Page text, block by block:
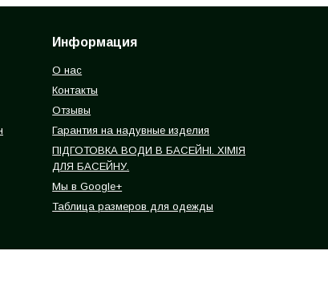
Информация
О нас
Контакты
Отзывы
Гарантия на надувные изделия
ПІДГОТОВКА ВОДИ В БАСЕЙНІ. ХІМІЯ
ДЛЯ БАСЕЙНУ.
Мы в Google+
Таблица размеров для одежды